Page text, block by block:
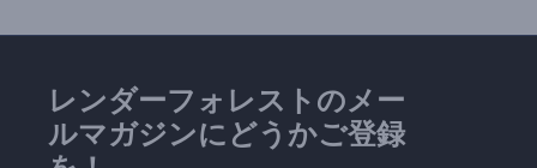
レンダーフォレストのメー
ルマガジンにどうかご登録